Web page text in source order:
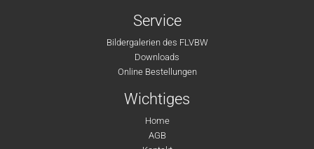
Service
Bildergalerien des FLVBW
Downloads
Online Bestellungen
Wichtiges
Home
AGB